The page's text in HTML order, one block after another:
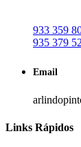
933 359
935 379
Email
Links Rápidos